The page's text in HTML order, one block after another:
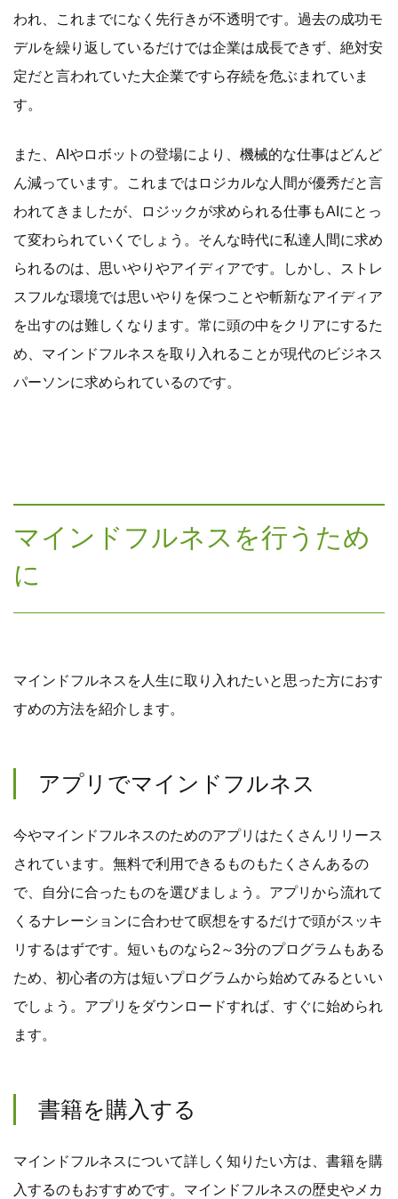
われ、これまでになく先行きが不透明です。過去の成功モ
デルを繰り返しているだけでは企業は成長できず、絶対安
定だと言われていた大企業ですら存続を危ぶまれていま
す。
また、AIやロボットの登場により、機械的な仕事はどんど
ん減っています。これまではロジカルな人間が優秀だと言
われてきましたが、ロジックが求められる仕事もAIにとっ
て変わられていくでしょう。そんな時代に私達人間に求め
られるのは、思いやりやアイディアです。しかし、ストレ
スフルな環境では思いやりを保つことや斬新なアイディア
を出すのは難しくなります。常に頭の中をクリアにするた
め、マインドフルネスを取り入れることが現代のビジネス
パーソンに求められているのです。
マインドフルネスを行うため
に
マインドフルネスを人生に取り入れたいと思った方におす
すめの方法を紹介します。
アプリでマインドフルネス
今やマインドフルネスのためのアプリはたくさんリリース
されています。無料で利用できるものもたくさんあるの
で、自分に合ったものを選びましょう。アプリから流れて
くるナレーションに合わせて瞑想をするだけで頭がスッキ
リするはずです。短いものなら2～3分のプログラムもある
ため、初心者の方は短いプログラムから始めてみるといい
でしょう。アプリをダウンロードすれば、すぐに始められ
ます。
書籍を購入する
マインドフルネスについて詳しく知りたい方は、書籍を購
入するのもおすすめです。マインドフルネスの歴史やメカ